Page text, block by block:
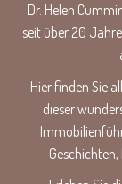
Dr. Helen
seit über 20
Hier finden Sie
dieser